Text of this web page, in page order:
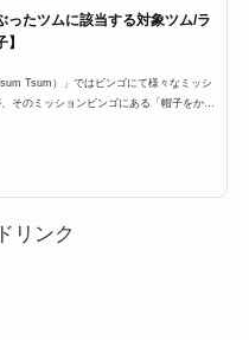
ったツムに該当する対象ツム/ラ
Tsum）」ではビンゴにて様々なミッシ
そのミッションビンゴにある「帽子をかぶ
リンク